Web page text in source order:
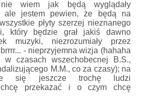
wiem jak będą wyglądały
ale jestem pewien, że będą na
płyty szerzej nieznanego
który będzie grał jakiś dawno
muzyki, niezrozumiały przez
- nieprzyjemna wizja (hahaha
czasach wszechobecnej B.S.,
M.M., co za czasy); na
się jeszcze trochę ludzi
chcę przekazać i o czym chcę